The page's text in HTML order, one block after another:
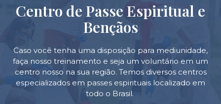
Centro de Passe Espiritual e
Bençãos
Caso você tenha uma disposição para mediunidade,
faça nosso treinamento e seja um voluntário em um
centro nosso na sua região. Temos diversos centros
especializados em passes espirituais localizado em
todo o Brasil.